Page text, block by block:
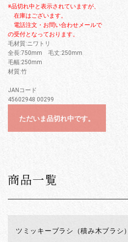
商品一覧
ツミッキーブラシ（積み木ブラシ）
※品切れ中と表示されていますが、
在庫はございます。
電話注文・お問い合わせメールで
の受付となっております。
毛材質:ニワトリ
全長:750mm 毛丈:250mm
毛幅:250mm
材質:竹
JANコード
45602948 00299
ただいま品切れ中です。